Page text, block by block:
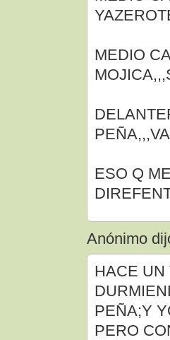
MEDIO
ESO Q
Anónimo
HACE UN
PEÑA;Y
PERO